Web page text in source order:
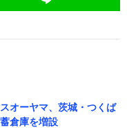
オーヤマ、茨城・つくば
倉庫を増設